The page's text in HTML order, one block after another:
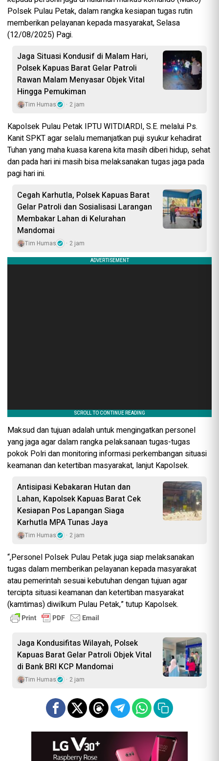
Polsek Pulau Petak, dalam rangka kesiapan tugas rutin
memberikan pelayanan kepada masyarakat, Selasa
(12/08/2025) Pagi.
Jaga Situasi Kondusif di Malam Hari,
Polsek Kapuas Barat Gelar Patroli
Rawan Malam Menyasar Objek Vital
Hingga Pemukiman
Tim Humas 2 jam
Kapolsek Pulau Petak IPTU WITDIARDI, S.E. melalui Ps.
Kanit SPKT agar selalu memanjatkan puji syukur kehadirat
Tuhan yang maha kuasa karena kita masih diberi hidup, sehat
dan pada hari ini masih bisa melaksanakan tugas jaga pada
pagi hari ini.
Cegah Karhutla, Polsek Kapuas Barat
Gelar Patroli dan Sosialisasi Larangan
Membakar Lahan di Kelurahan
Mandomai
Tim Humas 2 jam
Maksud dan tujuan adalah untuk mengingatkan personel
yang jaga agar dalam rangka pelaksanaan tugas-tugas
pokok Polri dan monitoring informasi perkembangan situasi
keamanan dan ketertiban masyarakat, lanjut Kapolsek.
Antisipasi Kebakaran Hutan dan
Lahan, Kapolsek Kapuas Barat Cek
Kesiapan Pos Lapangan Siaga
Karhutla MPA Tunas Jaya
Tim Humas 2 jam
“,Personel Polsek Pulau Petak juga siap melaksanakan
tugas dalam memberikan pelayanan kepada masyarakat
atau pemerintah sesuai kebutuhan dengan tujuan agar
tercipta situasi keamanan dan ketertiban masyarakat
(kamtimas) diwilkum Pulau Petak,” tutup Kapolsek.
Jaga Kondusifitas Wilayah, Polsek
Kapuas Barat Gelar Patroli Objek Vital
di Bank BRI KCP Mandomai
Tim Humas 2 jam